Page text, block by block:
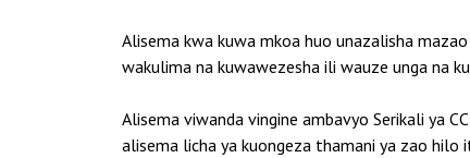
Alisema kwa kuwa mkoa huo unazalisha
wakulima na kuwawezesha ili wauze unga na
Alisema viwanda vingine ambavyo Serikali ya
alisema licha ya kuongeza thamani ya zao hilo